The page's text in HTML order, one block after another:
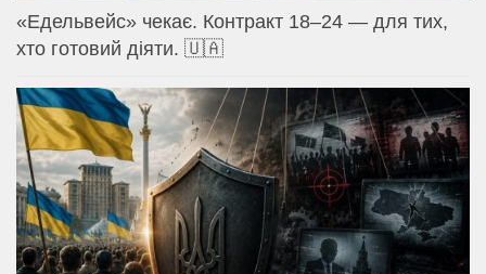
«Едельвейс» чекає. Контракт 18–24 — для тих,
хто готовий діяти. 🇺🇦